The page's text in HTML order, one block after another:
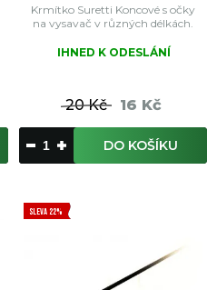
Krmítko Suretti Koncové s očky
na vysavač v různých délkách.
IHNED K ODESLÁNÍ
20 Kč 16 Kč
DO KOŠÍKU
SLEVA 22%